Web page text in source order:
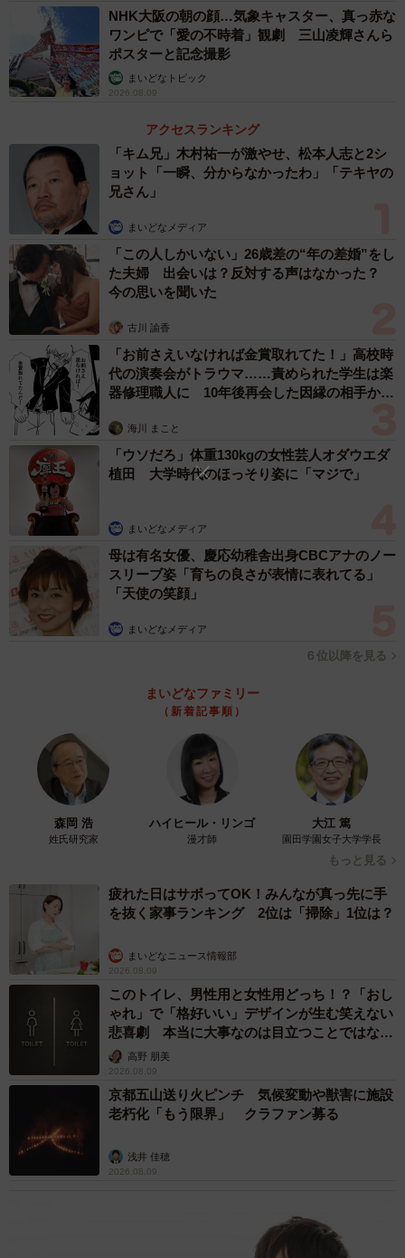
NHK大阪の朝の顔…気象キャスター、真っ赤な
ワンピで「愛の不時着」観劇 三山凌輝さんら
ポスターと記念撮影
まいどなトピック
2026.08.09
アクセスランキング
「キム兄」木村祐一が激やせ、松本人志と2シ
ョット「一瞬、分からなかったわ」「テキヤの
兄さん」
まいどなメディア
「この人しかいない」26歳差の“年の差婚”をし
た夫婦 出会いは？反対する声はなかった？
今の思いを聞いた
古川 諭香
「お前さえいなければ金賞取れてた！」高校時
代の演奏会がトラウマ……責められた学生は楽
器修理職人に 10年後再会した因縁の相手から
海川 まこと
「ウソだろ」体重130kgの女性芸人オダウエダ
植田 大学時代のほっそり姿に「マジで」
まいどなメディア
母は有名女優、慶応幼稚舎出身CBCアナのノー
スリーブ姿「育ちの良さが表情に表れてる」
「天使の笑顔」
まいどなメディア
６位以降を見る
まいどなファミリー
（新着記事順）
森岡 浩
姓氏研究家
ハイヒール・リンゴ
漫才師
大江 篤
園田学園女子大学学長
もっと見る
疲れた日はサボってOK！みんなが真っ先に手
を抜く家事ランキング 2位は「掃除」1位は？
まいどなニュース情報部
2026.08.09
このトイレ、男性用と女性用どっち！？「おし
ゃれ」で「格好いい」デザインが生む笑えない
悲喜劇 本当に大事なのは目立つことではな
く…高野 朋美
2026.08.09
京都五山送り火ピンチ 気候変動や獣害に施設
老朽化「もう限界」 クラファン募る
浅井 佳穂
2026.08.09